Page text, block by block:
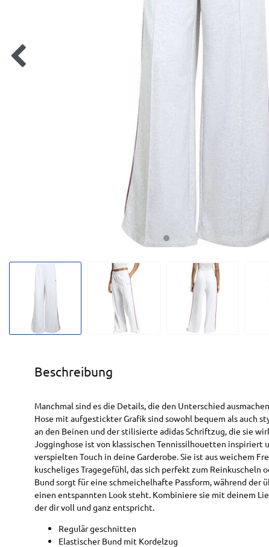
Beschreibung
Manchmal sind es die Details, die den Unterschied
Hose mit aufgestickter Grafik sind sowohl bequem als auch
an den Beinen und der stilisierte adidas Schriftzug, die sie
Jogginghose ist von klassischen Tennissilhouetten inspiriert
verspielten Touch in deine Garderobe. Sie ist aus weichem
kuscheliges Tragegefühl, das sich perfekt zum Reinkuscheln
Bund sorgt für eine schmeichelhafte Passform, während der
einen entspannten Look steht. Kombiniere sie mit deinem
der dir voll und ganz entspricht.
Regulär geschnitten
Elastischer Bund mit Kordelzug